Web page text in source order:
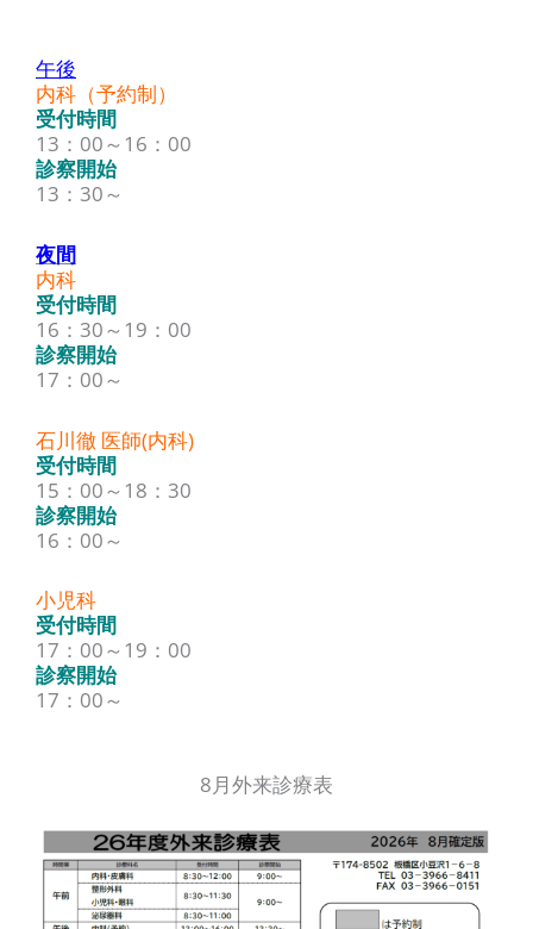
午後
内科（予約制）
受付時間
13：00～16：00
診察開始
13：30～
夜間
内科
受付時間
16：30～19：00
診察開始
17：00～
石川徹 医師(内科)
受付時間
15：00～18：30
診察開始
16：00～
小児科
受付時間
17：00～19：00
診察開始
17：00～
8月外来診療表